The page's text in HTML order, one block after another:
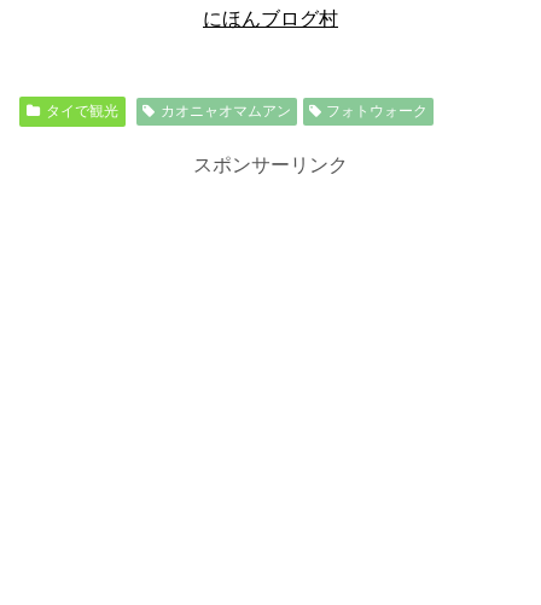
にほんブログ村
タイで観光 カオニャオマムアン フォトウォーク
スポンサーリンク